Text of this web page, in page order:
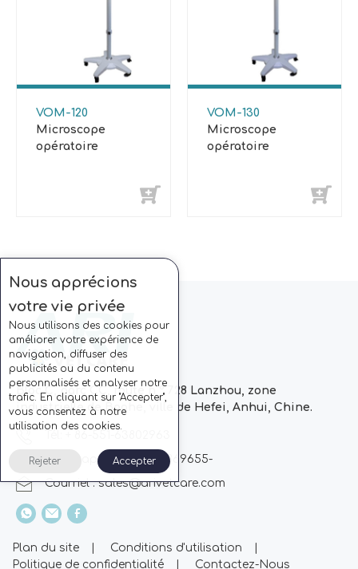
VOM-120
Microscope
opératoire
VOM-130
Microscope
opératoire
Bloc C, parc CC, route n ° 728 Lanzhou, zone
industrielle de Baohe, ville de Hefei, Anhui, Chine.
Whatsapp: + 86 13510869655-
Courriel :sales@arivetcare.com
Plan du site Conditions d'utilisation
Politique de confidentialité
Contactez-Nous
Nous apprécions
votre vie privée
Nous utilisons des cookies pour
améliorer votre expérience de
navigation, diffuser des
publicités ou du contenu
personnalisés et analyser notre
trafic. En cliquant sur "Accepter",
vous consentez à notre
utilisation des cookies.
Rejeter Accepter